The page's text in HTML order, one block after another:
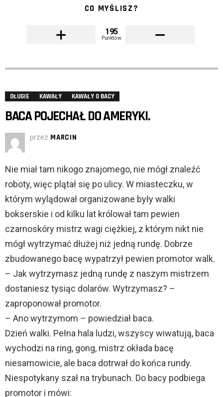
CO MYŚLISZ?
195
Punktów
DŁUGIE KAWAŁY KAWAŁY O BACY
BACA POJECHAŁ DO AMERYKI.
przez MARCIN
Nie miał tam nikogo znajomego, nie mógł znaleźć
roboty, więc plątał się po ulicy. W miasteczku, w
którym wylądował organizowane były walki
bokserskie i od kilku lat królował tam pewien
czarnoskóry mistrz wagi ciężkiej, z którym nikt nie
mógł wytrzymać dłużej niż jedną rundę. Dobrze
zbudowanego bacę wypatrzył pewien promotor walk.
– Jak wytrzymasz jedną rundę z naszym mistrzem
dostaniesz tysiąc dolarów. Wytrzymasz? –
zaproponował promotor.
– Ano wytrzymom – powiedział baca.
Dzień walki. Pełna hala ludzi, wszyscy wiwatują, baca
wychodzi na ring, gong, mistrz okłada bacę
niesamowicie, ale baca dotrwał do końca rundy.
Niespotykany szał na trybunach. Do bacy podbiega
promotor i mówi: